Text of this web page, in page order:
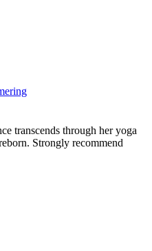
transcends through her yoga
Strongly recommend